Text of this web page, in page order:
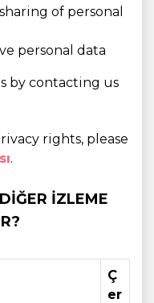
of personal
personal data
by contacting us
rights, please
.
IZLEME
Ç
er